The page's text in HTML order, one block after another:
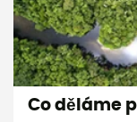
Co děláme